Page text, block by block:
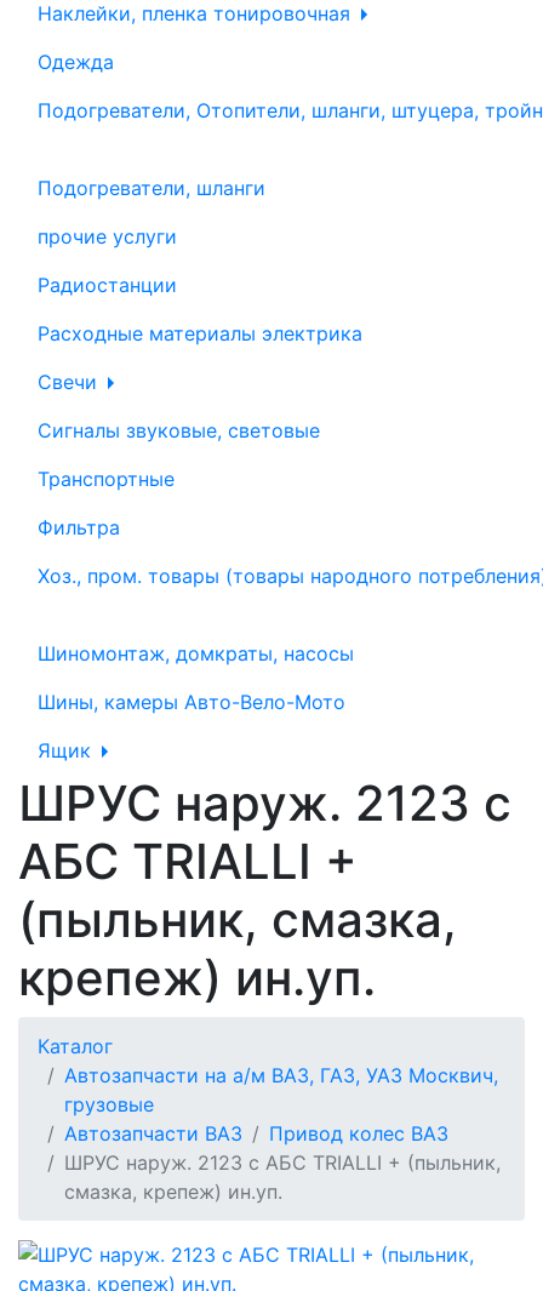
Наклейки, пленка тонировочная
Одежда
Подогреватели, Отопители, шланги, штуцера,
Подогреватели, шланги
прочие услуги
Радиостанции
Расходные материалы электрика
Свечи
Сигналы звуковые, световые
Транспортные
Фильтра
Хоз., пром. товары (товары народного
Шиномонтаж, домкраты, насосы
Шины, камеры Авто-Вело-Мото
Ящик
ШРУС наруж. 2123 с
АБС TRIALLI +
(пыльник, смазка,
крепеж) ин.уп.
Каталог
Автозапчасти на а/м ВАЗ, ГАЗ, УАЗ Москвич,
грузовые
Автозапчасти ВАЗ
Привод колес ВАЗ
ШРУС наруж. 2123 с АБС TRIALLI + (пыльник,
смазка, крепеж) ин.уп.